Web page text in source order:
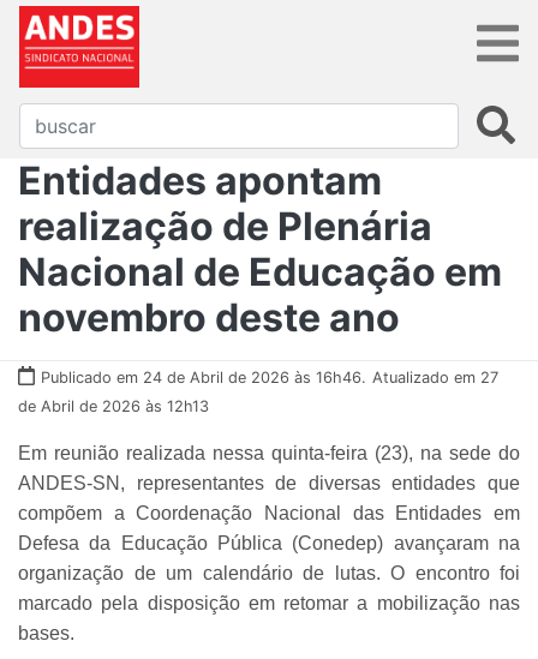
Entidades apontam
realização de Plenária
Nacional de Educação em
novembro deste ano
Publicado em 24 de Abril de 2026 às 16h46. Atualizado em 27
de Abril de 2026 às 12h13
Em reunião realizada nessa quinta-feira (23), na sede do
ANDES-SN, representantes de diversas entidades que
compõem a Coordenação Nacional das Entidades em
Defesa da Educação Pública (Conedep) avançaram na
organização de um calendário de lutas. O encontro foi
marcado pela disposição em retomar a mobilização nas
bases.